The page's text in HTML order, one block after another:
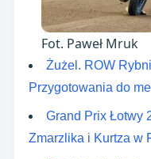
Fot. Paweł Mruk
Żużel. ROW
Przygotowania do
Grand Prix Łotwy
Zmarzlika i Kurtza w